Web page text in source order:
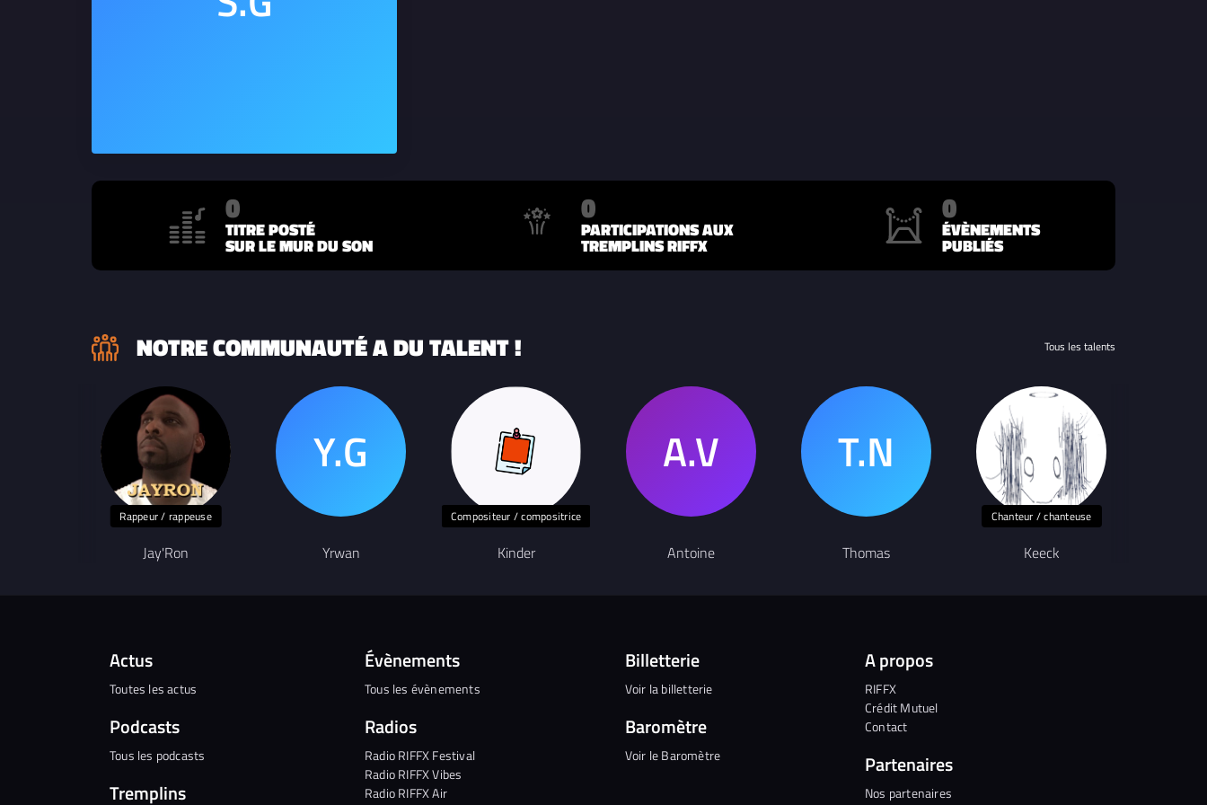
0
TITRE POSTÉ
SUR LE MUR DU SON
0
PARTICIPATIONS AUX
TREMPLINS RIFFX
0
ÉVÈNEMENTS
PUBLIÉS
NOTRE COMMUNAUTÉ A DU TALENT ! Tous les talents
Rappeur / rappeuse
Jay'Ron Yrwan
Compositeur / compositrice
Kinder Antoine Thomas
Chanteur / chanteuse
Keeck
Actus
Toutes les actus
Podcasts
Tous les podcasts
Tremplins
Évènements
Tous les évènements
Radios
Radio RIFFX Festival
Radio RIFFX Vibes
Radio RIFFX Air
Billetterie
Voir la billetterie
Baromètre
Voir le Baromètre
A propos
RIFFX
Crédit Mutuel
Contact
Partenaires
Nos partenaires